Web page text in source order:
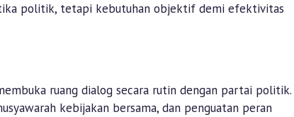
politik, tetapi kebutuhan objektif demi efektivitas
ruang dialog secara rutin dengan partai politik.
kebijakan bersama, dan penguatan peran